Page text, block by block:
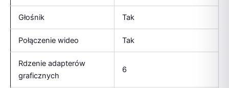
Głośnik Tak
Połączenie wideo Tak
Rdzenie adapterów
graficznych
6